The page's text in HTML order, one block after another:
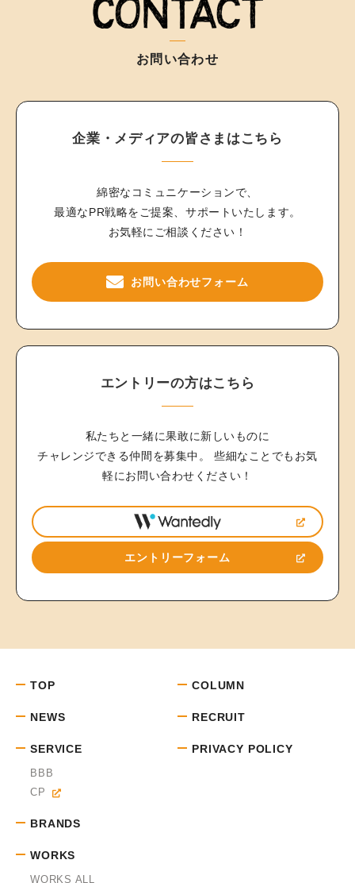
お問い合わせ
企業・メディアの皆さまはこちら
綿密なコミュニケーションで、
最適なPR戦略をご提案、サポートいたします。
お気軽にご相談ください！
お問い合わせフォーム
エントリーの方はこちら
私たちと一緒に果敢に新しいものに
チャレンジできる仲間を募集中。
些細なことでもお気
軽にお問い合わせください！
エントリーフォーム
TOP
NEWS
SERVICE
BBB
CP
BRANDS
WORKS
WORKS ALL
COLUMN
RECRUIT
PRIVACY POLICY